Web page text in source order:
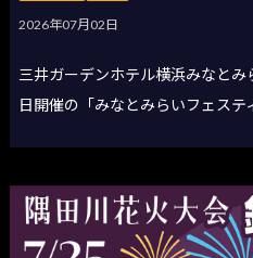
2026年07月02日
三井ガーデンホテル横浜みなと
日開催の「みなとみらいフェステ